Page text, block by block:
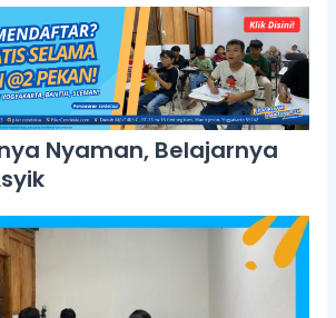
Nyaman, Belajarnya